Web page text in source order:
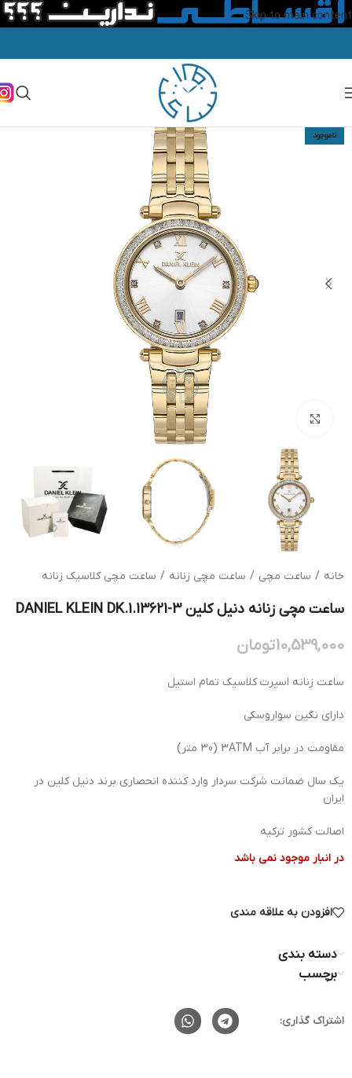
Skip to main content
ناموجود
خانه / ساعت مچی / ساعت مچی زنانه / ساعت مچی کلاسیک زنانه
ساعت مچی زنانه دنیل کلین DANIEL KLEIN DK.1.13621-3
10,539,000تومان
ساعت زنانه اسپرت کلاسیک تمام استیل
دارای نگین سواروسکی
مقاومت در برابر آب 3ATM (30 متر)
یک سال ضمانت شرکت سردار وارد کننده انحصاری برند دنیل کلین در
ایران
اصالت کشور ترکیه
در انبار موجود نمی باشد
افزودن به علاقه مندی
دسته بندی
برچسب
اشتراک گذاری: